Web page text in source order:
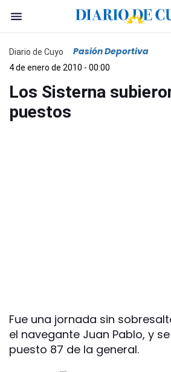
Diario de Cuyo Pasión Deportiva
4 de enero de 2010 - 00:00
Los Sisterna
puestos
Fue una jornada sin
el navegante Juan Pablo, y
puesto 87 de la general.